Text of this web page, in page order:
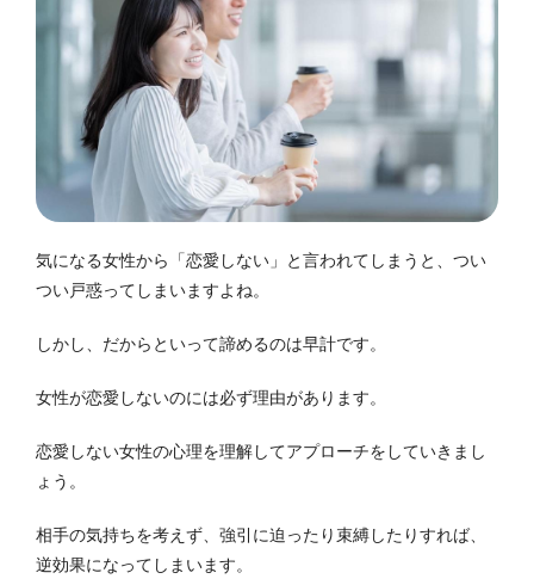
気になる女性から「恋愛しない」と言われてしまうと、つい
つい戸惑ってしまいますよね。
しかし、だからといって諦めるのは早計です。
女性が恋愛しないのには必ず理由があります。
恋愛しない女性の心理を理解してアプローチをしていきまし
ょう。
相手の気持ちを考えず、強引に迫ったり束縛したりすれば、
逆効果になってしまいます。